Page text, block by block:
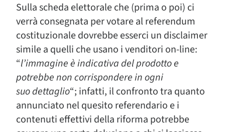
Sulla scheda elettorale che (prima o poi) ci
verrà consegnata per votare al referendum
costituzionale dovrebbe esserci un disclaimer
simile a quelli che usano i venditori on-line:
“l’immagine è indicativa del prodotto e
potrebbe non corrispondere in ogni
suo dettaglio“; infatti, il confronto tra quanto
annunciato nel quesito referendario e i
contenuti effettivi della riforma potrebbe